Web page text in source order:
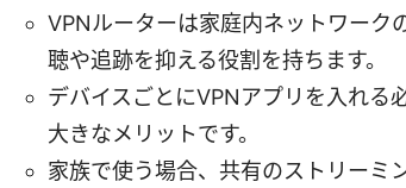
VPNルーターは家庭内ネットワーク
聴や追跡を抑える役割を持ちます。
デバイスごとにVPNアプリを入れる
大きなメリットです。
家族で使う場合、共有のストリーミ